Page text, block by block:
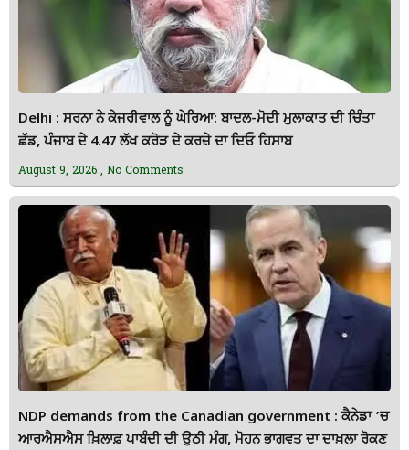
Delhi : ਸਰਨਾ ਨੇ ਕੇਜਰੀਵਾਲ ਨੂੰ ਘੇਰਿਆ: ਬਾਦਲ-ਮੋਦੀ ਮੁਲਾਕਾਤ ਦੀ ਚਿੰਤਾ
ਛੱਡ, ਪੰਜਾਬ ਦੇ 4.47 ਲੱਖ ਕਰੋੜ ਦੇ ਕਰਜ਼ੇ ਦਾ ਦਿਓ ਹਿਸਾਬ
August 9, 2026 No Comments
NDP demands from the Canadian government : ਕੈਨੇਡਾ ’ਚ
ਆਰਐਸਐਸ ਖ਼ਿਲਾਫ਼ ਪਾਬੰਦੀ ਦੀ ਉਠੀ ਮੰਗ, ਮੋਹਨ ਭਾਗਵਤ ਦਾ ਦਾਖ਼ਲਾ ਰੋਕਣ